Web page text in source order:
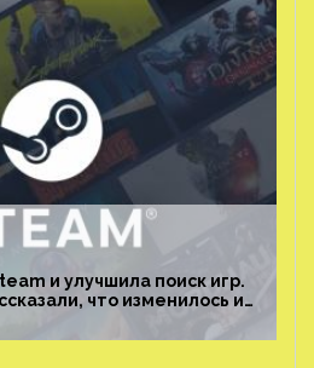
и улучшила поиск игр.
что изменилось и